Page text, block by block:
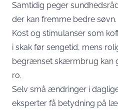
Samtidig peger
der kan fremme bedre søvn.
Kost og stimulanser som
i skak før sengetid, mens
begrænset skærmbrug kan
ro.
Selv små ændringer i
eksperter få betydning på